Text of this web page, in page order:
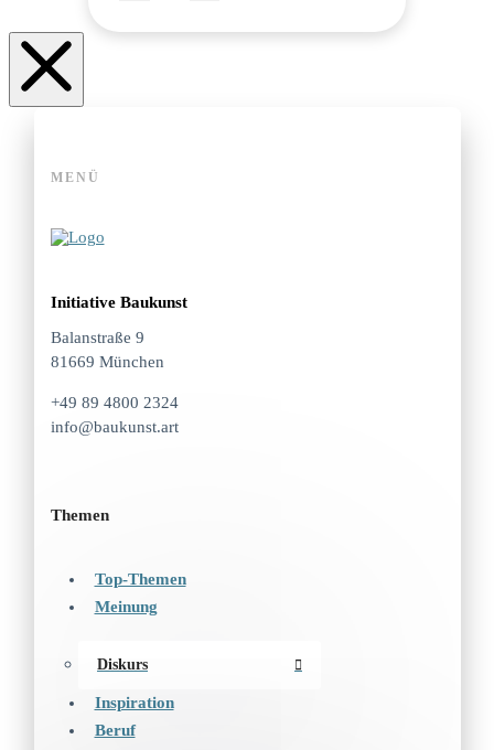
MENÜ
Initiative Baukunst
Balanstraße 9
81669 München
+49 89 4800 2324
info@baukunst.art
Themen
Top-Themen
Meinung
Diskurs
Inspiration
Beruf